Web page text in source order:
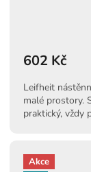
602 Kč
Leifheit
malé prostory.
praktický, vždy
Akce